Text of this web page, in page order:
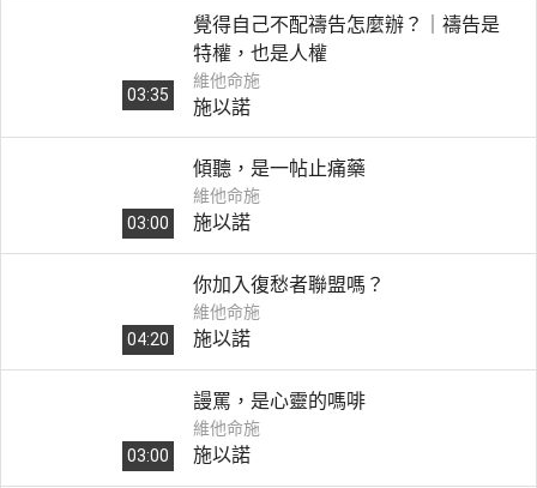
03:35
覺得自己不配禱告怎麼辦？｜禱告是
特權，也是人權
維他命施
施以諾
03:00
傾聽，是一帖止痛藥
維他命施
施以諾
04:20
你加入復愁者聯盟嗎？
維他命施
施以諾
03:00
謾罵，是心靈的嗎啡
維他命施
施以諾